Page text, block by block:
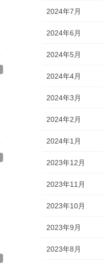
2024年7月
2024年6月
2024年5月
2024年4月
2024年3月
2024年2月
2024年1月
2023年12月
2023年11月
2023年10月
2023年9月
2023年8月